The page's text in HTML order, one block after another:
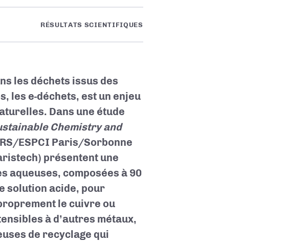
RÉSULTATS SCIENTIFIQUES
les déchets issus des
les e-déchets, est un enjeu
Dans une étude
Chemistry and
ESPCI Paris/Sorbonne
présentent une
aqueuses, composées à 90
solution acide, pour
le cuivre ou
à d’autres métaux,
de recyclage qui